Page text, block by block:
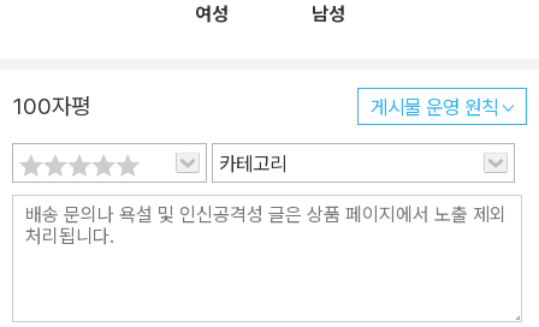
여성
남성
100자평 게시물 운영 원칙
카테고리